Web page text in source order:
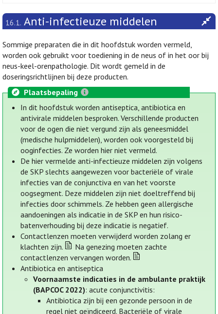
16.1. Anti-infectieuze middelen
Sommige preparaten die in dit hoofdstuk worden vermeld,
worden ook gebruikt voor toediening in de neus of in het oor bij
neus-keel-orenpathologie. Dit wordt gemeld in de
doseringsrichtlijnen bij deze producten.
Plaatsbepaling
In dit hoofdstuk worden antiseptica, antibiotica en
antivirale middelen besproken. Verschillende producten
voor de ogen die niet vergund zijn als geneesmiddel
(medische hulpmiddelen), worden ook voorgesteld bij
ooginfecties. Ze worden hier niet vermeld.
De hier vermelde anti-infectieuze middelen zijn volgens
de SKP slechts aangewezen voor bacteriële of virale
infecties van de conjunctiva en van het voorste
oogsegment. Deze middelen zijn niet doeltreffend bij
infecties door schimmels. Ze hebben geen allergische
aandoeningen als indicatie in de SKP en hun risico-
batenverhouding bij deze indicatie is negatief.
Contactlenzen moeten verwijderd worden zolang er
klachten zijn.
Na genezing moeten zachte
contactlenzen vervangen worden.
Antibiotica en antiseptica
Voornaamste indicaties in de ambulante praktijk
(BAPCOC 2022): acute conjunctivitis:
Antibiotica zijn bij een gezonde persoon in de
regel niet geïndiceerd. Bacteriële of virale